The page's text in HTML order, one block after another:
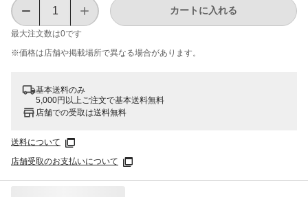
最大注文数は0です
カートに入れる
※価格は​店舗や​掲載場所で​異なる​場合が​あります。
基本送料のみ
5,000円以上ご注文で基本送料無料
店舗での受取は送料無料
送料について
店舗受取のお支払いについて